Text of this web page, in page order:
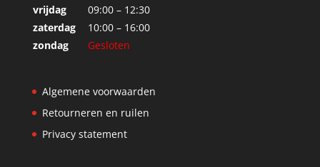
vrijdag
09:00 – 12:30
zaterdag
10:00 – 16:00
zondag
Gesloten
Algemene voorwaarden
Retourneren en ruilen
Privacy statement